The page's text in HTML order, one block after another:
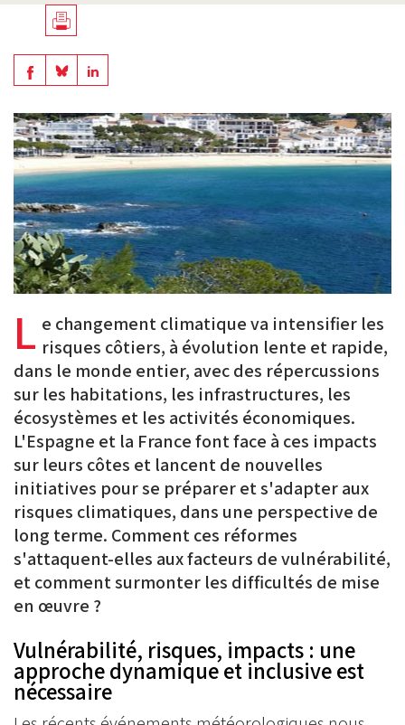
Télécharger
en
Share
on
Facebook
Share
BlueSky
Share
Linkedin
L e changement climatique va intensifier les
risques côtiers, à évolution lente et rapide,
dans le monde entier, avec des répercussions
sur les habitations, les infrastructures, les
écosystèmes et les activités économiques.
L'Espagne et la France font face à ces impacts
sur leurs côtes et lancent de nouvelles
initiatives pour se préparer et s'adapter aux
risques climatiques, dans une perspective de
long terme. Comment ces réformes
s'attaquent-elles aux facteurs de vulnérabilité,
et comment surmonter les difficultés de mise
en œuvre ?
Vulnérabilité, risques, impacts : une
approche dynamique et inclusive est
nécessaire